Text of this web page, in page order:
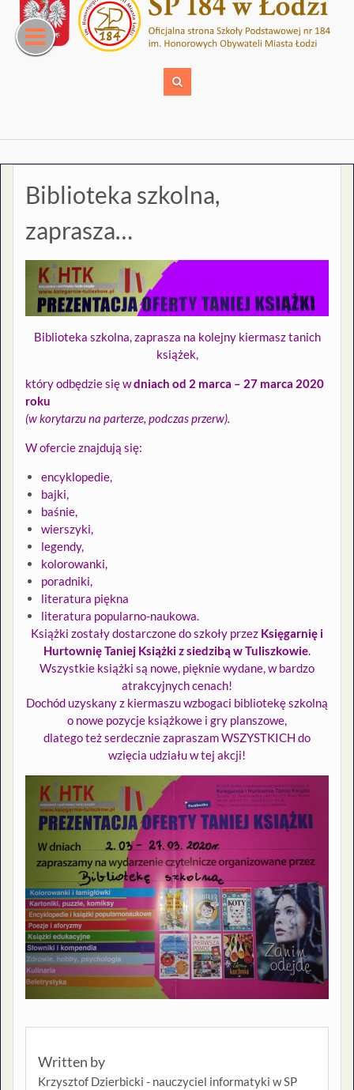
content
Biblioteka szkolna,
zaprasza…
Biblioteka szkolna, zaprasza na kolejny kiermasz tanich
książek,
który odbędzie się wdniach od 2 marca – 27 marca 2020
roku
(w korytarzu na parterze, podczas przerw).
W ofercie znajdują się:
encyklopedie,
bajki,
baśnie,
wierszyki,
legendy,
kolorowanki,
poradniki,
literatura piękna
literatura popularno-naukowa.
Książki zostały dostarczone do szkoły przez Księgarnię i
Hurtownię Taniej Książki z siedzibą w Tuliszkowie.
Wszystkie książki są nowe, pięknie wydane, w bardzo
atrakcyjnych cenach!
Dochód uzyskany z kiermaszu wzbogaci bibliotekę szkolną
o nowe pozycje książkowe i gry planszowe,
dlatego też serdecznie zapraszam WSZYSTKICH do
wzięcia udziału w tej akcji!
Written by
Krzysztof Dzierbicki - nauczyciel informatyki w SP